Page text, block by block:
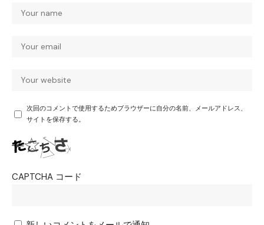
次回のコメントで使用するためブラウザーに自分の名前、メールアドレス、
サイトを保存する。
CAPTCHA コード